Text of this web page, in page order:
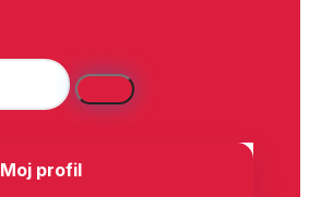
Moj profil